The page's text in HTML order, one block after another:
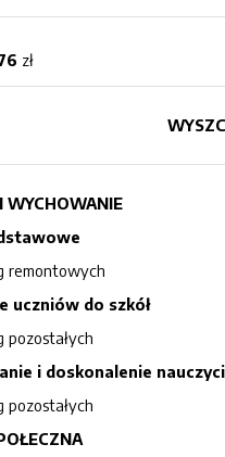
zł
WYCHOWANIE
remontowych
uczniów do szkół
pozostałych
i doskonalenie
pozostałych